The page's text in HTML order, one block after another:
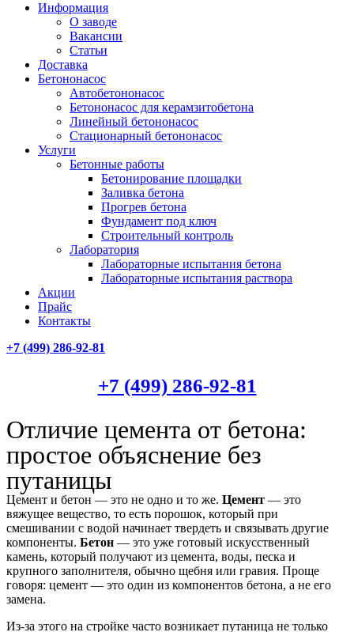
Информация
О заводе
Вакансии
Статьи
Доставка
Бетононасос
Автобетононасос
Бетононасос для керамзитобетона
Линейный бетононасос
Стационарный бетононасос
Услуги
Бетонные работы
Бетонирование площадки
Заливка бетона
Прогрев бетона
Фундамент под ключ
Строительный контроль
Лаборатория
Лабораторные испытания бетона
Лабораторные испытания раствора
Акции
Прайс
Контакты
+7 (499) 286-92-81
+7 (499) 286-92-81
Отличие цемента от бетона:
простое объяснение без
путаницы
Цемент и бетон — это не одно и то же. Цемент — это
вяжущее вещество, то есть порошок, который при
смешивании с водой начинает твердеть и связывать другие
компоненты. Бетон — это уже готовый искусственный
камень, который получают из цемента, воды, песка и
крупного заполнителя, обычно щебня или гравия. Проще
говоря: цемент — это один из компонентов бетона, а не его
замена.
Из-за этого на стройке часто возникает путаница не только